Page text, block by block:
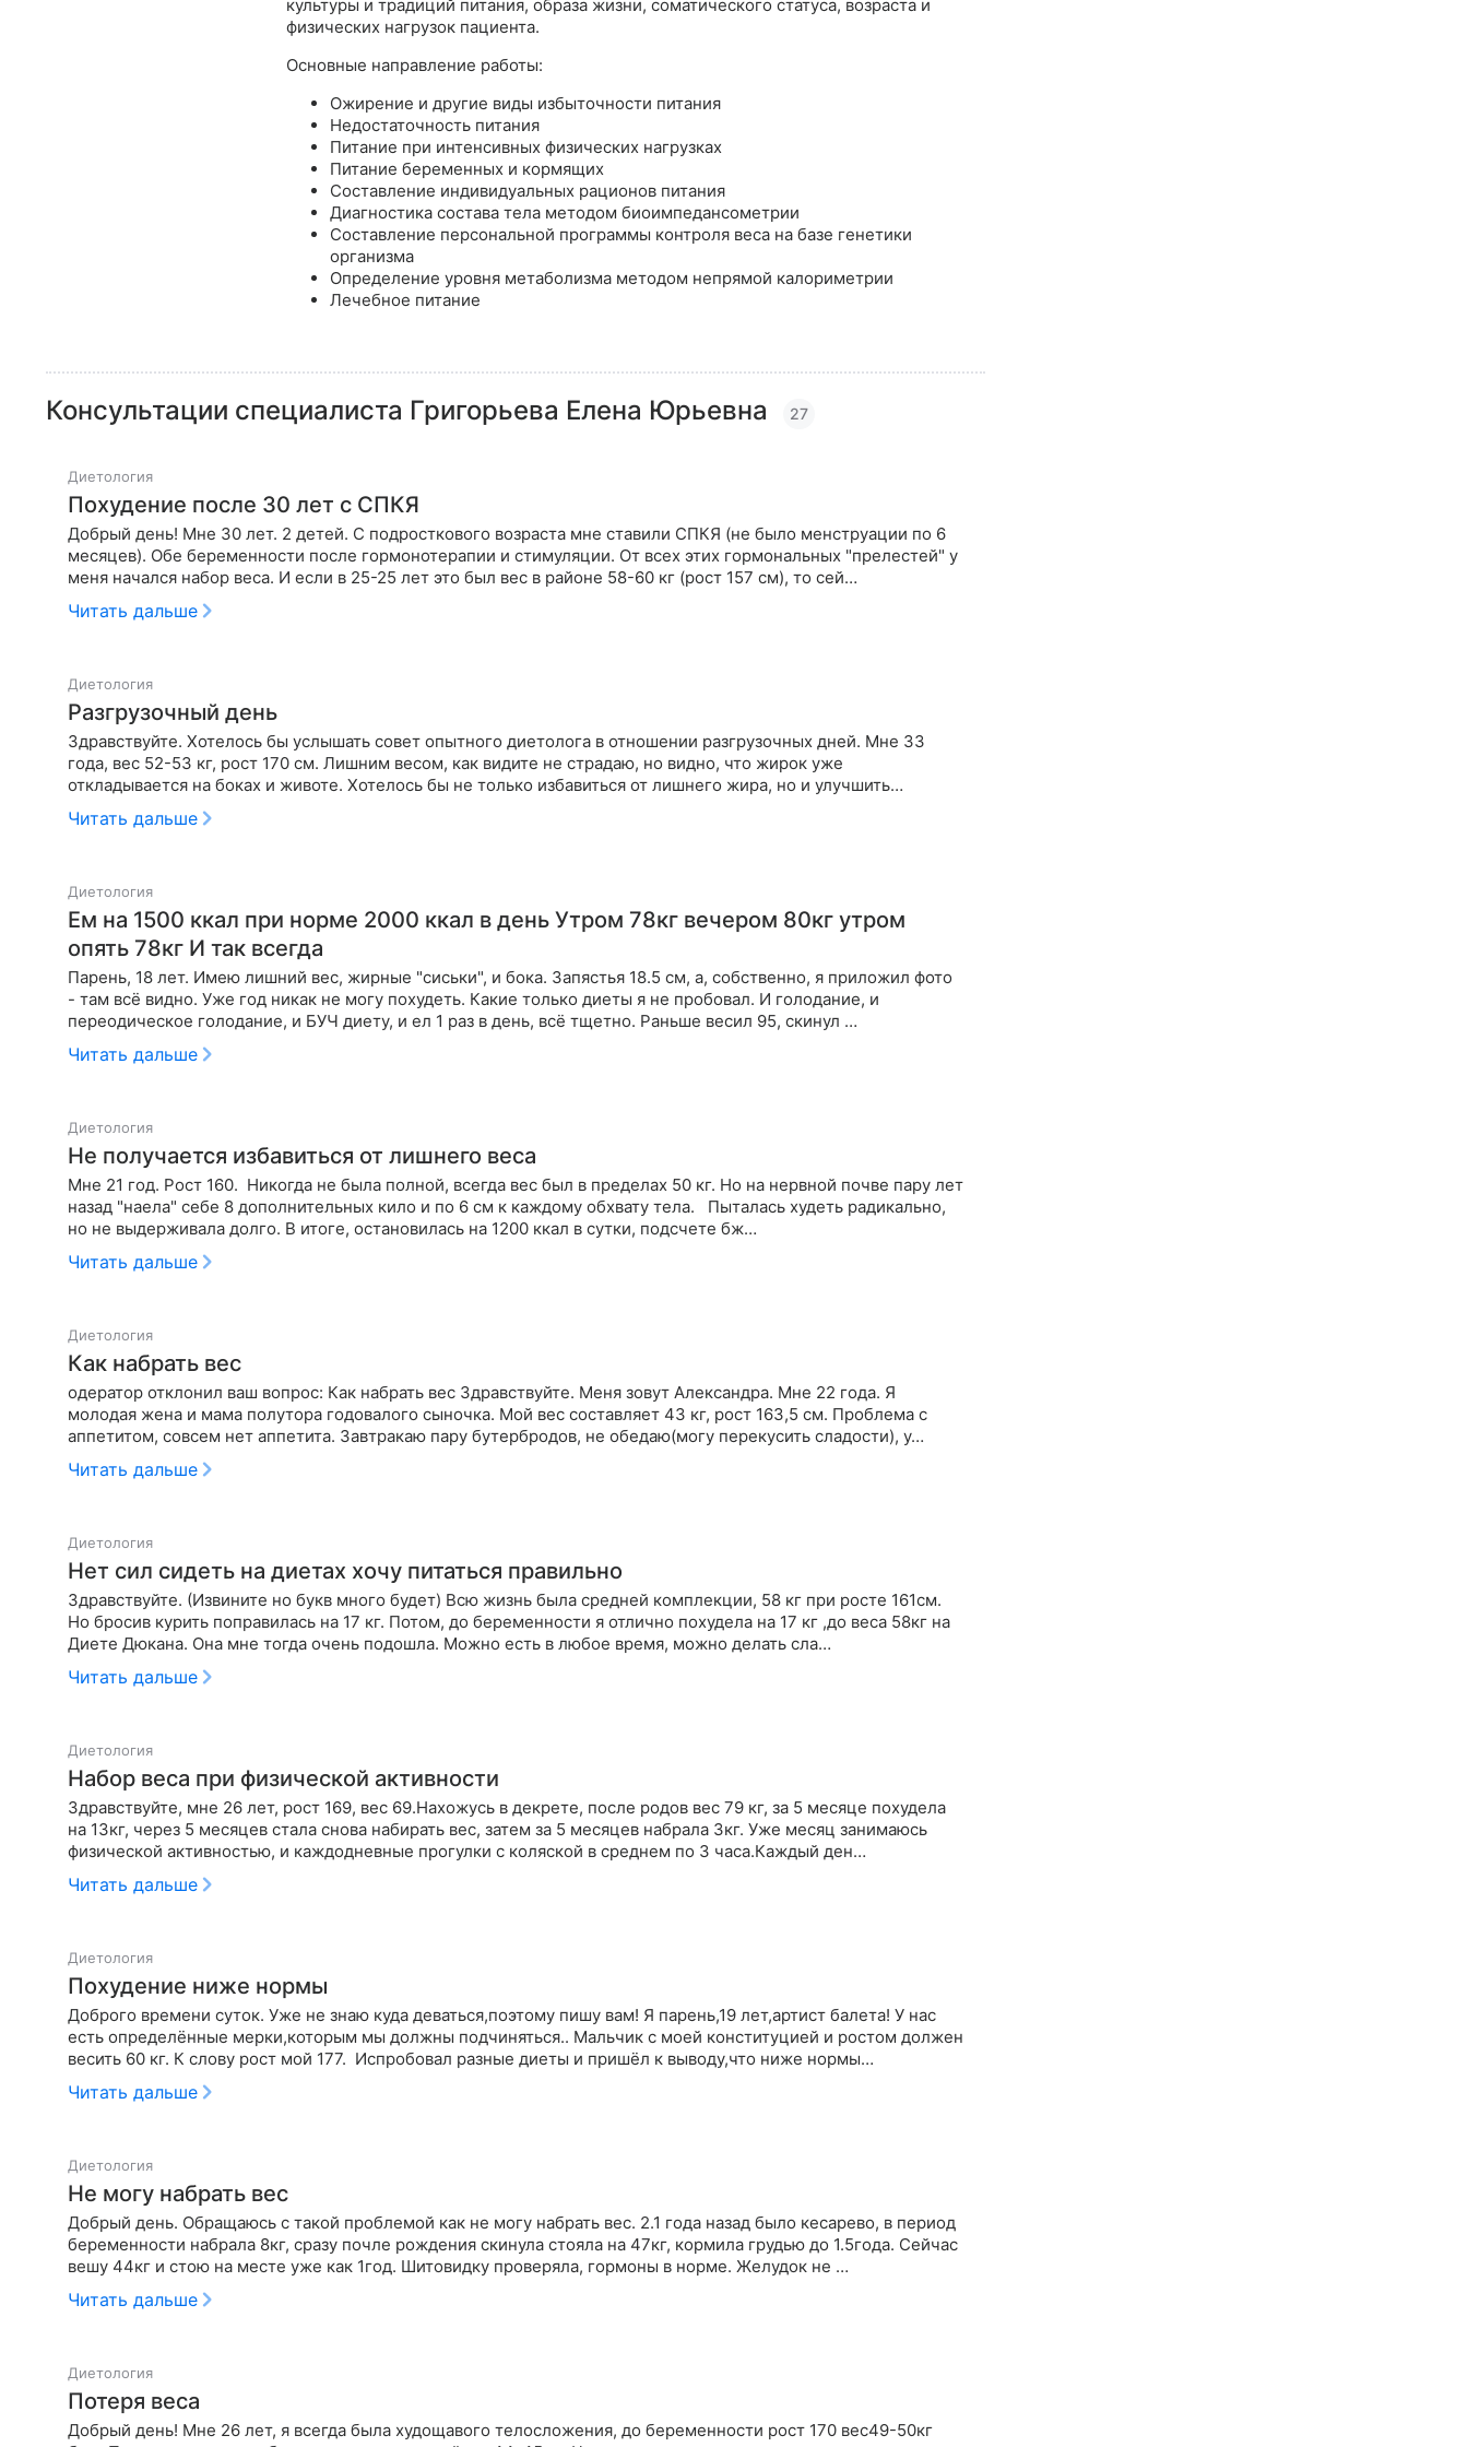
культуры и традиций питания, образа жизни, соматического статуса, возраста и
физических нагрузок пациента.
Основные направление работы:
Ожирение и другие виды избыточности питания
Недостаточность питания
Питание при интенсивных физических нагрузках
Питание беременных и кормящих
Составление индивидуальных рационов питания
Диагностика состава тела методом биоимпедансометрии
Составление персональной программы контроля веса на базе генетики
организма
Определение уровня метаболизма методом непрямой калориметрии
Лечебное питание
Консультации специалиста Григорьева Елена Юрьевна 27
Диетология
Похудение после 30 лет с СПКЯ
Добрый день! Мне 30 лет. 2 детей. С подросткового возраста мне ставили СПКЯ (не было менструации по 6
месяцев). Обе беременности после гормонотерапии и стимуляции. От всех этих гормональных "прелестей" у
меня начался набор веса. И если в 25-25 лет это был вес в районе 58-60 кг (рост 157 см), то сей…
Читать дальше
Диетология
Разгрузочный день
Здравствуйте. Хотелось бы услышать совет опытного диетолога в отношении разгрузочных дней. Мне 33
года, вес 52-53 кг, рост 170 см. Лишним весом, как видите не страдаю, но видно, что жирок уже
откладывается на боках и животе. Хотелось бы не только избавиться от лишнего жира, но и улучшить
состояние…
Читать дальше
Диетология
Ем на 1500 ккал при норме 2000 ккал в день Утром 78кг вечером 80кг утром
опять 78кг И так всегда
Парень, 18 лет. Имею лишний вес, жирные "сиськи", и бока. Запястья 18.5 см, а, собственно, я приложил фото
- там всё видно. Уже год никак не могу похудеть. Какие только диеты я не пробовал. И голодание, и
переодическое голодание, и БУЧ диету, и ел 1 раз в день, всё тщетно. Раньше весил 95, скинул …
Читать дальше
Диетология
Не получается избавиться от лишнего веса
Мне 21 год. Рост 160. Никогда не была полной, всегда вес был в пределах 50 кг. Но на нервной почве пару лет
назад "наела" себе 8 дополнительных кило и по 6 см к каждому обхвату тела. Пыталась худеть радикально,
но не выдерживала долго. В итоге, остановилась на 1200 ккал в сутки, подсчете бж…
Читать дальше
Диетология
Как набрать вес
одератор отклонил ваш вопрос: Как набрать вес Здравствуйте. Меня зовут Александра. Мне 22 года. Я
молодая жена и мама полутора годовалого сыночка. Мой вес составляет 43 кг, рост 163,5 см. Проблема с
аппетитом, совсем нет аппетита. Завтракаю пару бутербродов, не обедаю(могу перекусить сладости), у…
Читать дальше
Диетология
Нет сил сидеть на диетах хочу питаться правильно
Здравствуйте. (Извините но букв много будет) Всю жизнь была средней комплекции, 58 кг при росте 161см.
Но бросив курить поправилась на 17 кг. Потом, до беременности я отлично похудела на 17 кг ,до веса 58кг на
Диете Дюкана. Она мне тогда очень подошла. Можно есть в любое время, можно делать сла…
Читать дальше
Диетология
Набор веса при физической активности
Здравствуйте, мне 26 лет, рост 169, вес 69.Нахожусь в декрете, после родов вес 79 кг, за 5 месяце похудела
на 13кг, через 5 месяцев стала снова набирать вес, затем за 5 месяцев набрала 3кг. Уже месяц занимаюсь
физической активностью, и каждодневные прогулки с коляской в среднем по 3 часа.Каждый ден…
Читать дальше
Диетология
Похудение ниже нормы
Доброго времени суток. Уже не знаю куда деваться,поэтому пишу вам! Я парень,19 лет,артист балета! У нас
есть определённые мерки,которым мы должны подчиняться.. Мальчик с моей конституцией и ростом должен
весить 60 кг. К слову рост мой 177. Испробовал разные диеты и пришёл к выводу,что ниже нормы…
Читать дальше
Диетология
Не могу набрать вес
Добрый день. Обращаюсь с такой проблемой как не могу набрать вес. 2.1 года назад было кесарево, в период
беременности набрала 8кг, сразу почле рождения скинула стояла на 47кг, кормила грудью до 1.5года. Сейчас
вешу 44кг и стою на месте уже как 1год. Шитовидку проверяла, гормоны в норме. Желудок не …
Читать дальше
Диетология
Потеря веса
Добрый день! Мне 26 лет, я всегда была худощавого телосложения, до беременности рост 170 вес49-50кг